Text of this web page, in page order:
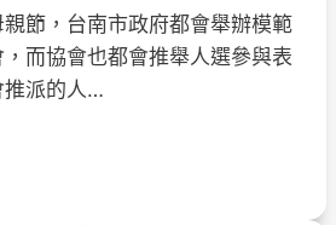
節，台南市政府都會舉辦模範
而協會也都會推舉人選參與表
推派的人…